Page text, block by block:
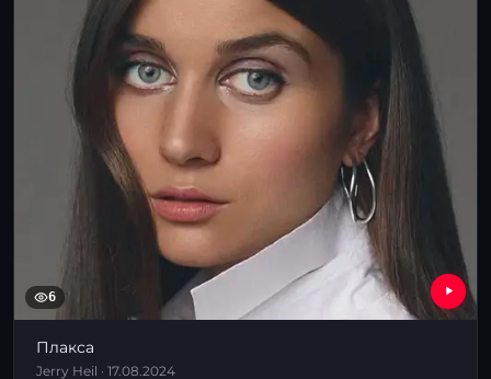
6
Плакса
Jerry Heil · 17.08.2024